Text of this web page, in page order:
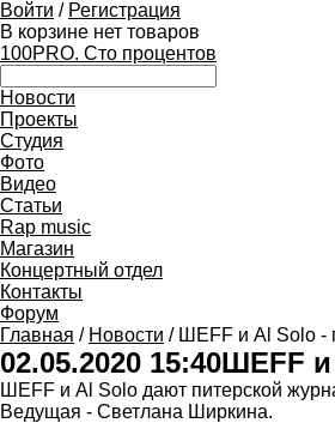
Войти / Регистрация
В корзине нет товаров
100PRO. Сто процентов
Новости
Проекты
Студия
Фото
Видео
Статьи
Rap music
Магазин
Концертный отдел
Контакты
Форум
Главная / Новости / ШЕFF и Al Solo -
02.05.2020 15:40ШЕFF и
ШЕFF и Al Solo дают питерской
Ведущая - Светлана Ширкина.